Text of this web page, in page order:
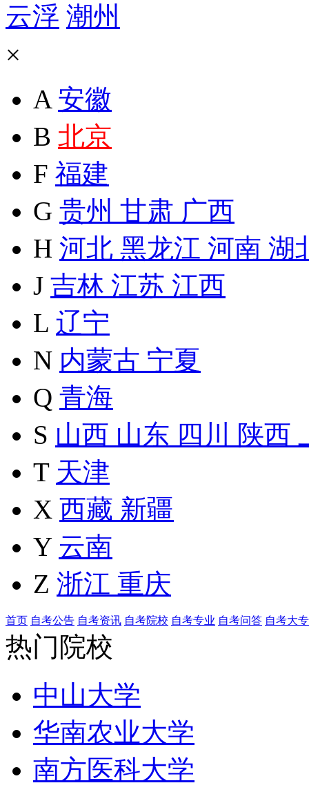
云浮 潮州
×
A 安徽
B 北京
F 福建
G 贵州 甘肃 广西
H 河北 黑龙江 河南 湖
J 吉林 江苏 江西
L 辽宁
N 内蒙古 宁夏
Q 青海
S 山西 山东 四川 陕西
T 天津
X 西藏 新疆
Y 云南
Z 浙江 重庆
首页 自考公告 自考资讯 自考院校 自考专业 自考问答 自考大专
热门院校
中山大学
华南农业大学
南方医科大学